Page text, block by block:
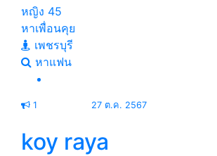
หญิง 45
หาเพื่อนคุย
เพชรบุรี
หาแฟน
1 27 ต.ค. 2567
koy raya